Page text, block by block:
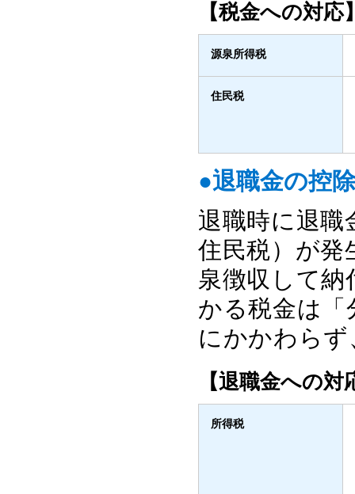
【税金への対応
源泉所得税
住民税
●退職金の控
退職時に退職
住民税）が発
泉徴収して
かる税金は「
にかかわら
【退職金への対
所得税